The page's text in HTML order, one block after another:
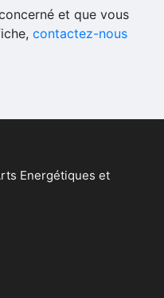
et que vous
contactez-nous
Energétiques et